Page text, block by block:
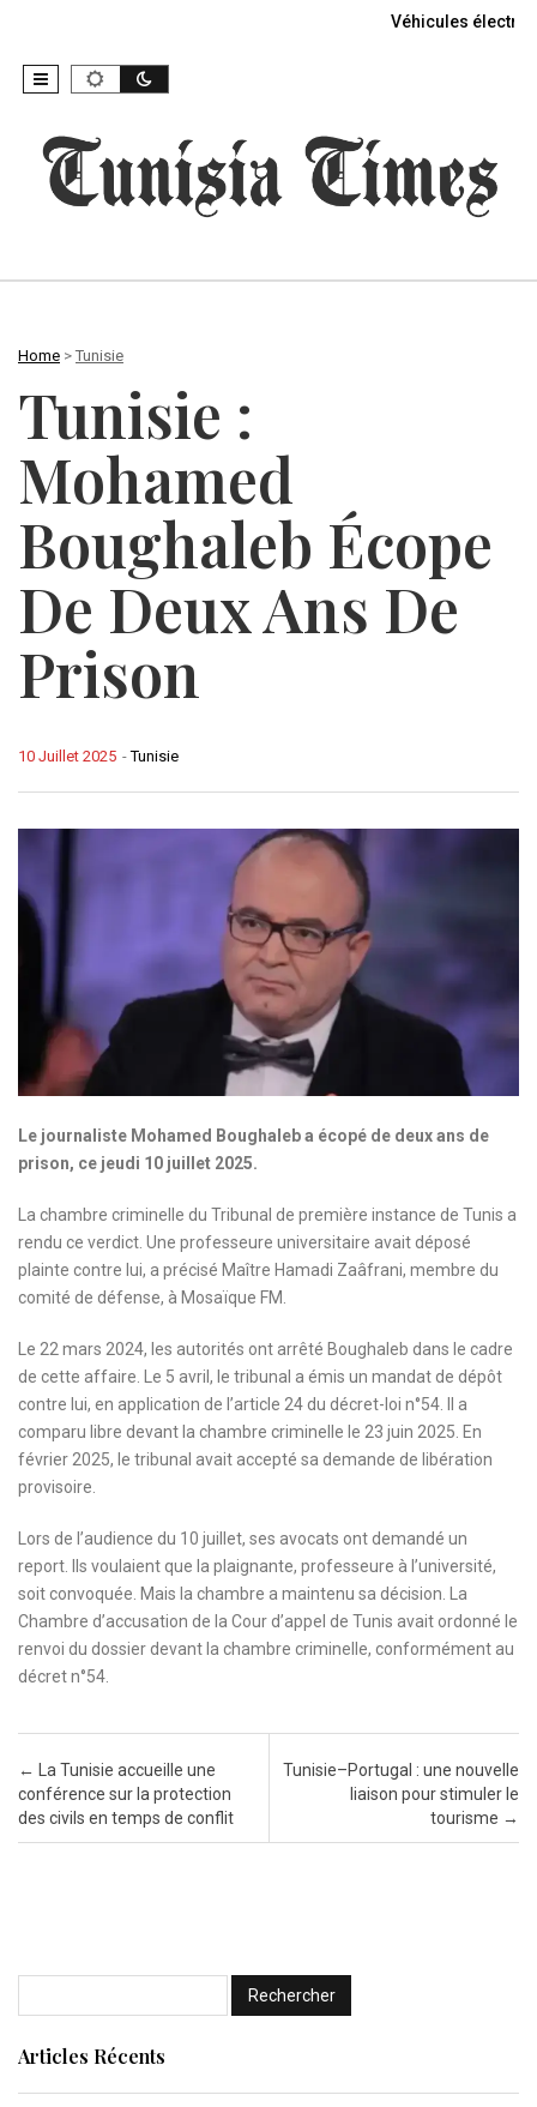
Véhicules
Home > Tunisie
Tunisie :
Mohamed
Boughaleb Écope
De Deux Ans De
Prison
-Tunisie
10 Juillet 2025
Le journaliste Mohamed Boughaleb a écopé de deux ans de
prison, ce jeudi 10 juillet 2025.
La chambre criminelle du Tribunal de première instance de Tunis a
rendu ce verdict. Une professeure universitaire avait déposé
plainte contre lui, a précisé Maître Hamadi Zaâfrani, membre du
comité de défense, à Mosaïque FM.
Le 22 mars 2024, les autorités ont arrêté Boughaleb dans le cadre
de cette affaire. Le 5 avril, le tribunal a émis un mandat de dépôt
contre lui, en application de l’article 24 du décret-loi n°54. Il a
comparu libre devant la chambre criminelle le 23 juin 2025. En
février 2025, le tribunal avait accepté sa demande de libération
provisoire.
Lors de l’audience du 10 juillet, ses avocats ont demandé un
report. Ils voulaient que la plaignante, professeure à l’université,
soit convoquée. Mais la chambre a maintenu sa décision. La
Chambre d’accusation de la Cour d’appel de Tunis avait ordonné le
renvoi du dossier devant la chambre criminelle, conformément au
décret n°54.
Post navigation
←
La Tunisie accueille une
conférence sur la protection
des civils en temps de conflit
Tunisie–Portugal : une nouvelle
liaison pour stimuler le
tourisme →
Articles Récents